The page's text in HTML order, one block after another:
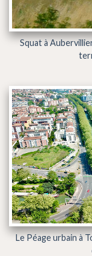
Squat à
Le Péage urbain à